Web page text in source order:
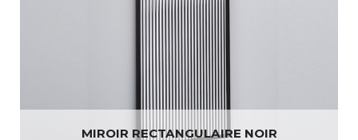
MIROIR RECTANGULAIRE NOIR